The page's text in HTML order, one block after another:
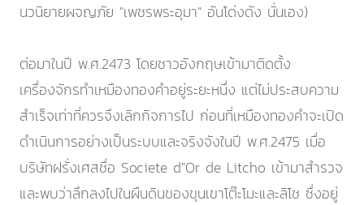
นวนิยายผจญภัย "เพชรพระอุมา" อันโด่งดัง นั่นเอง)
ต่อมาในปี พ.ศ.2473 โดยชาวอังกฤษเข้ามาติดตั้ง
เครื่องจักรทำเหมืองทองคำอยู่ระยะหนึ่ง แต่ไม่ประสบความ
สำเร็จเท่าที่ควรจึงเลิกกิจการไป ก่อนที่เหมืองทองคำจะเปิด
ดำเนินการอย่างเป็นระบบและจริงจังในปี พ.ศ.2475 เมื่อ
บริษัทฝรั่งเศสชื่อ Societe d"Or de Litcho เข้ามาสำรวจ
และพบว่าลึกลงไปในผืนดินของขุนเขาโต๊ะโมะและลิโช ซึ่งอยู่